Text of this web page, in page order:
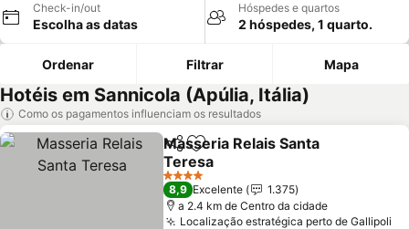
Check-in/out
Escolha as datas
Hóspedes e quartos
2 hóspedes, 1 quarto.
Ordenar Filtrar Mapa
Hotéis em Sannicola (Apúlia, Itália)
Como os pagamentos influenciam os resultados
PartilharAdicionar aos favoritos
Masseria Relais Santa
Teresa
Ver preços
4 Estrelas
8,9 Excelente
1.375
a 2.4 km de Centro da cidade
Localização estratégica perto de Gallipoli